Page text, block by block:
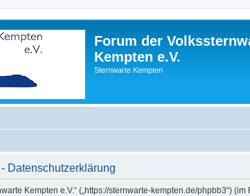
Forum der
Kempten e.V.
Sternwarte Kempten
Datenschutzerklärung
Kempten e.V.“ („https://sternwarte-kempten.de/phpbb3“)